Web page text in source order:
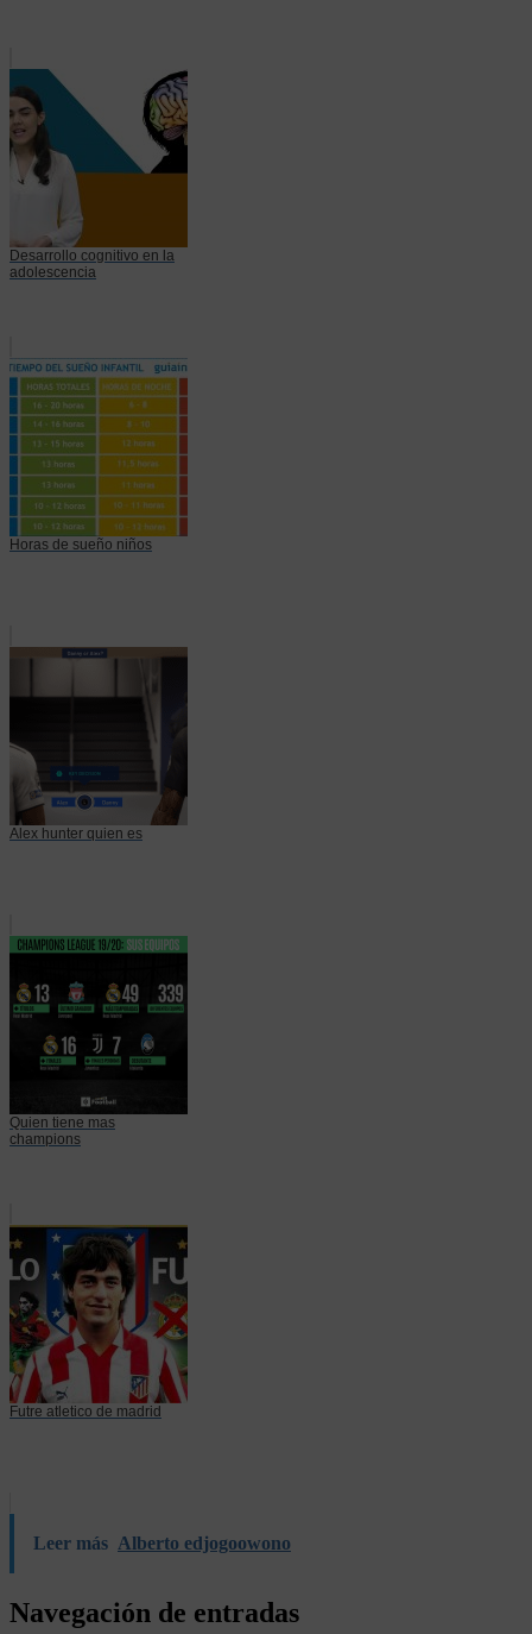
Desarrollo cognitivo en la
adolescencia
Horas de sueño niños
Alex hunter quien es
Quien tiene mas
champions
Futre atletico de madrid
Leer más Alberto edjogoowono
Navegación de entradas